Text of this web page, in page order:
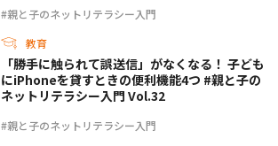
#親と子のネットリテラシー入門
教育
#親と子のネットリテラシー入門
「勝手に触られて誤送信」がなくなる！ 子ども
にiPhoneを貸すときの便利機能4つ #親と子の
ネットリテラシー入門 Vol.32